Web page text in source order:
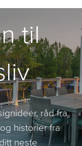
til
råd fra
historier fra
neste